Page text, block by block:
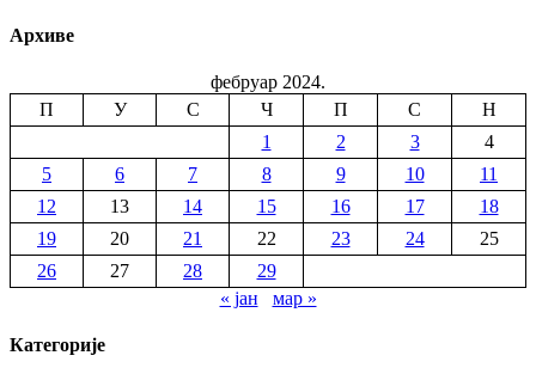
Архиве
фебруар 2024.
П
У С Ч П С
Н
1
2 3
4
5
6 7 8 9 10
11
12
13 14 15 16 17
18
19
20 21 22 23 24
25
26
27 28
29
« јан
мар »
Категорије